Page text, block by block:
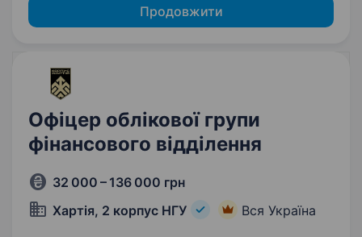
Продовжити
Офіцер облікової групи
фінансового відділення
32 000 – 136 000 грн
Хартія, 2 корпус НГУ
Вся Україна